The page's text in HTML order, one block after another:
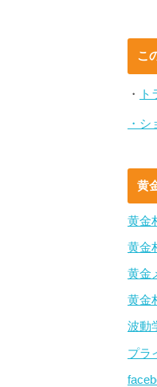
こ
・
・
黄
黄金
黄金
黄金
黄金
波動
プラ